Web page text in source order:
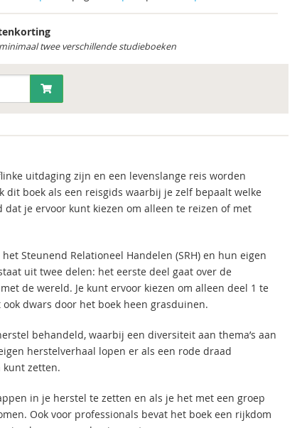
twee verschillende studieboeken
uitdaging zijn en een levenslange reis worden
boek als een reisgids waarbij je zelf bepaalt welke
je ervoor kunt kiezen om alleen te reizen of met
Steunend Relationeel Handelen (SRH) en hun eigen
uit twee delen: het eerste deel gaat over de
de wereld. Je kunt ervoor kiezen om alleen deel 1 te
dwars door het boek heen grasduinen.
behandeld, waarbij een diversiteit aan thema’s aan
herstelverhaal lopen er als een rode draad
kunt zetten.
in je herstel te zetten en als je het met een groep
Ook voor professionals bevat het boek een rijkdom